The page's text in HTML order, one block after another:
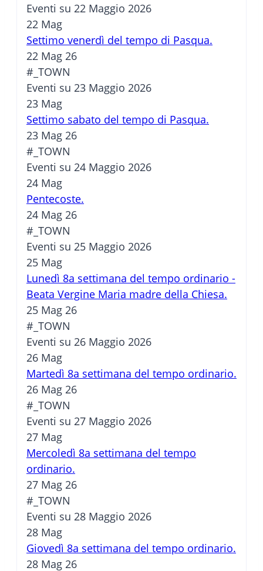
Eventi su 22 Maggio 2026
22 Mag
Settimo venerdì del tempo di Pasqua.
22 Mag 26
#_TOWN
Eventi su 23 Maggio 2026
23 Mag
Settimo sabato del tempo di Pasqua.
23 Mag 26
#_TOWN
Eventi su 24 Maggio 2026
24 Mag
Pentecoste.
24 Mag 26
#_TOWN
Eventi su 25 Maggio 2026
25 Mag
Lunedì 8a settimana del tempo ordinario -
Beata Vergine Maria madre della Chiesa.
25 Mag 26
#_TOWN
Eventi su 26 Maggio 2026
26 Mag
Martedì 8a settimana del tempo ordinario.
26 Mag 26
#_TOWN
Eventi su 27 Maggio 2026
27 Mag
Mercoledì 8a settimana del tempo
ordinario.
27 Mag 26
#_TOWN
Eventi su 28 Maggio 2026
28 Mag
Giovedì 8a settimana del tempo ordinario.
28 Mag 26